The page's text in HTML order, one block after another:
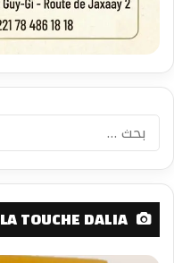
LA TOUCHE DALIA